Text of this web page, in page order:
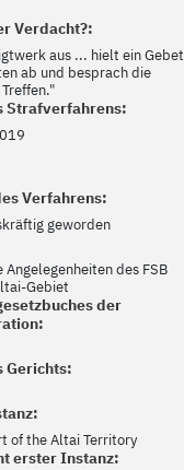
Verdacht?:
aus ... hielt ein Gebet
ab und besprach die
Strafverfahrens:
Verfahrens:
geworden
des FSB
Gebiet
der
Gerichts:
of the Altai Territory
erster Instanz: